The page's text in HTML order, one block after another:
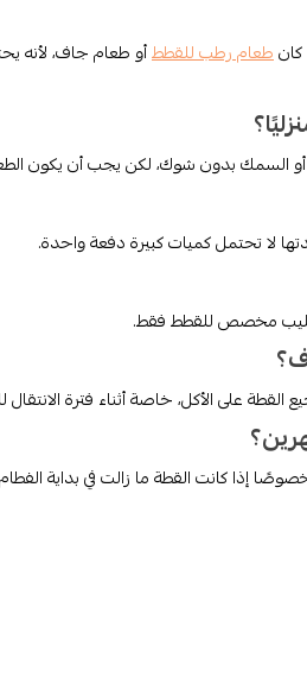
طعام رطب للقططأو طعام جاف، لأنه
السمك بدون شوك، لكن يجب أن يكون
حليب مخصص للقطط فقط.
على الأكل، خاصة أثناء فترة الانتقال
إذا كانت القطة ما زالت في بداية